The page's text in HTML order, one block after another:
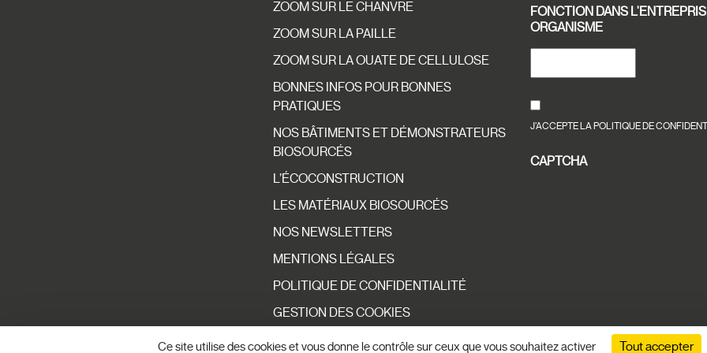
Ce site utilise des cookies et vous donne le contrôle sur ceux que vous souhaitez activer Tout accepter
ZOOM SUR LE CHANVRE
ZOOM SUR LA PAILLE
ZOOM SUR LA OUATE DE CELLULOSE
BONNES INFOS POUR BONNES
PRATIQUES
NOS BÂTIMENTS ET DÉMONSTRATEURS
BIOSOURCÉS
L’ÉCOCONSTRUCTION
LES MATÉRIAUX BIOSOURCÉS
NOS NEWSLETTERS
MENTIONS LÉGALES
POLITIQUE DE CONFIDENTIALITÉ
GESTION DES COOKIES
FONCTION DANS
ORGANISME
RGPD
J’ACCEPTE LA POLITIQUE DE
CAPTCHA